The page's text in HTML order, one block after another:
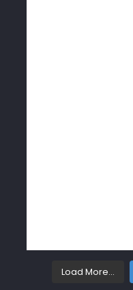
Load More...